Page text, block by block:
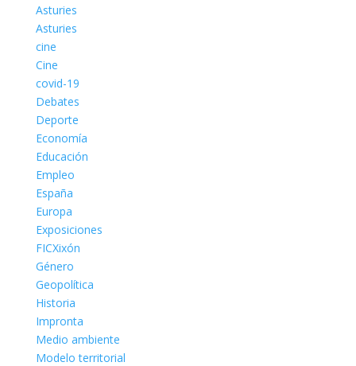
Asturies
Asturies
cine
Cine
covid-19
Debates
Deporte
Economía
Educación
Empleo
España
Europa
Exposiciones
FICXixón
Género
Geopolítica
Historia
Impronta
Medio ambiente
Modelo territorial